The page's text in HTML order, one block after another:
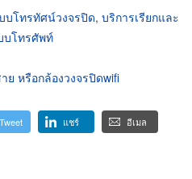
บโทรทัศน์วงจรปิด, บริการเรียกและ
บโทรศัพท์
ย หรือกล้องวงจรปิดwifi
Tweet แชร์ อีเมล